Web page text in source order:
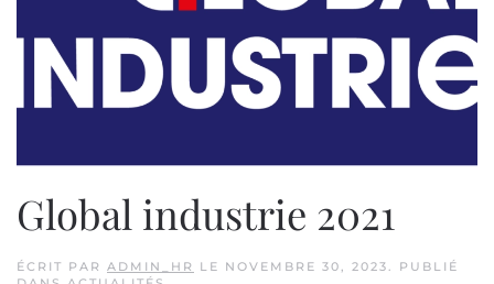
Global industrie 2021
ÉCRIT PAR ADMIN_HR LE NOVEMBRE 30, 2023
. PUBLIÉ